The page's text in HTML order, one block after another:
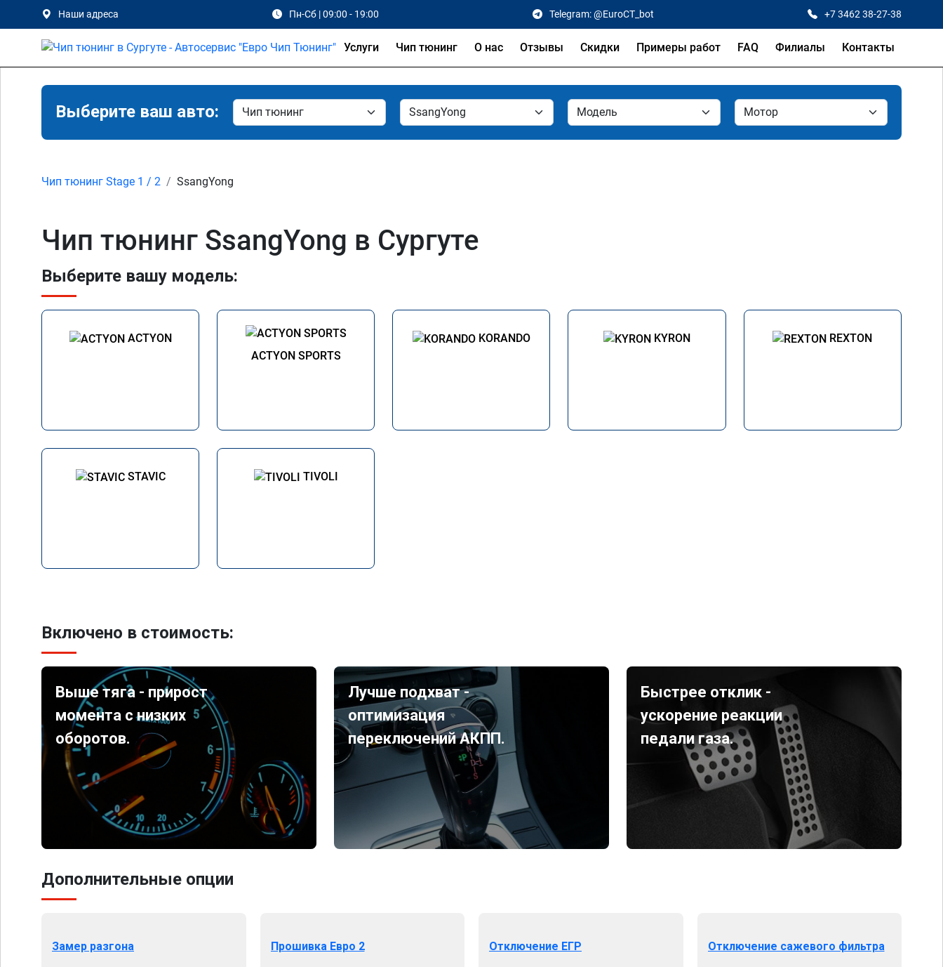
Наши адреса Пн-Сб | 09:00 - 19:00 Telegram: @EuroCT_bot +7 3462 38-27-38
Услуги Чип тюнинг О нас Отзывы Скидки Примеры работ FAQ Филиалы Контакты
Выберите ваш авто:
Чип тюнинг Stage 1 / 2 SsangYong
Чип тюнинг SsangYong в Сургуте
Выберите вашу модель:
ACTYON
ACTYON SPORTS
KORANDO KYRON REXTON
STAVIC TIVOLI
Включено в стоимость:
Выше тяга - прирост
момента с низких
оборотов.
Лучше подхват -
оптимизация
переключений АКПП.
Быстрее отклик -
ускорение реакции
педали газа.
Дополнительные опции
Замер разгона Прошивка Евро 2 Отключение ЕГР Отключение сажевого фильтра